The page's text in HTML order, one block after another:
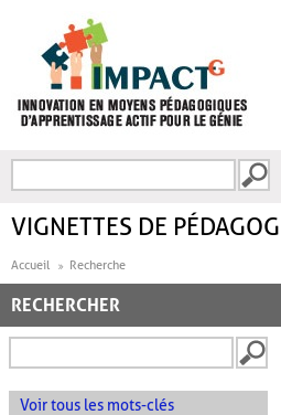
FORMULAIRE DE
VIGNETTES DE
Accueil Recherche
RECHERCHER
Voir tous les mots-clés